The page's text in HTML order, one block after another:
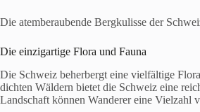
Die atemberaubende Bergkulisse der
Die einzigartige Flora und Fauna
Die Schweiz beherbergt eine vielfältige
dichten Wäldern bietet die Schweiz eine
Landschaft können Wanderer eine Vielzahl